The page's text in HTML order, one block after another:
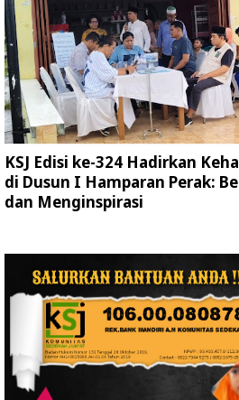
KSJ Edisi ke-324 Hadirkan
di Dusun I Hamparan Perak:
dan Menginspirasi